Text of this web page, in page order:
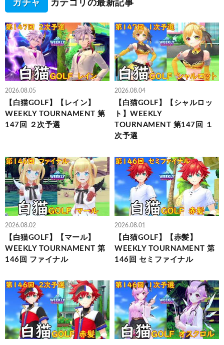
ガチャ カテゴリの最新記事
2026.08.05
【白猫GOLF】【レイン】
WEEKLY TOURNAMENT 第
147回 ２次予選
2026.08.04
【白猫GOLF】【シャルロッ
ト】WEEKLY
TOURNAMENT 第147回 １
次予選
2026.08.02
【白猫GOLF】【マール】
WEEKLY TOURNAMENT 第
146回 ファイナル
2026.08.01
【白猫GOLF】【赤髪】
WEEKLY TOURNAMENT 第
146回 セミファイナル